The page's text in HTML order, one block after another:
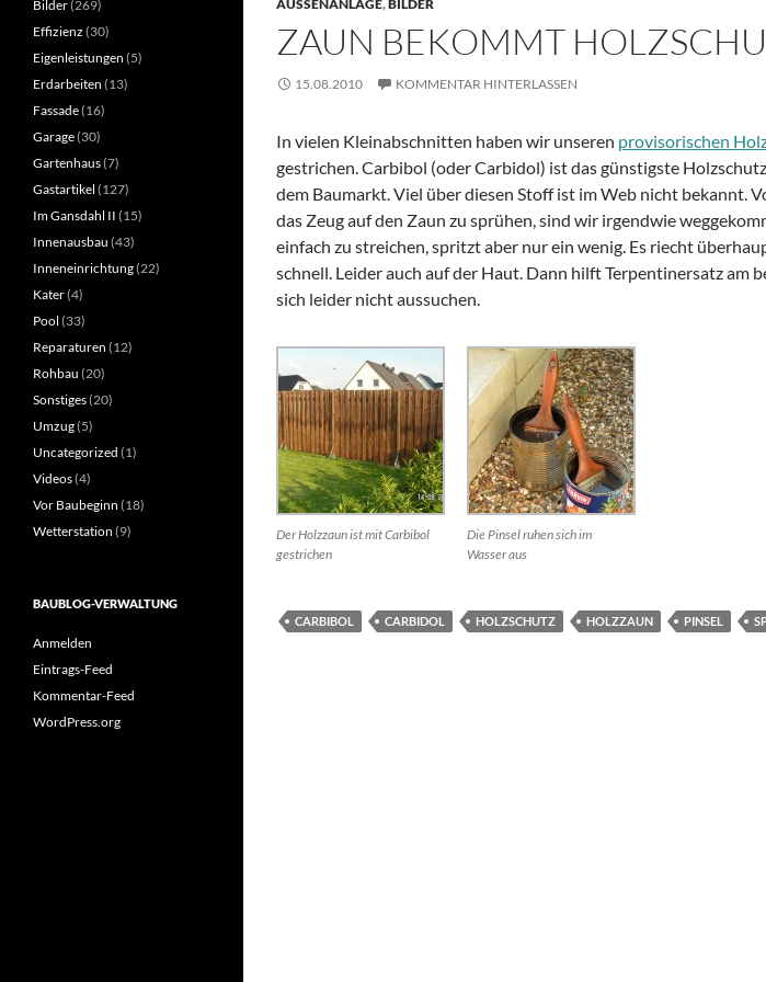
AUSSENANLAGE ,BILDER
ZAUN BEKOMMT
15.08.2010 KOMMENTAR HINTERLASSEN
In vielen Kleinabschnitten haben wir unseren provisorischen
gestrichen. Carbibol (oder Carbidol) ist das günstigste
dem Baumarkt. Viel über diesen Stoff ist im Web nicht bekannt.
das Zeug auf den Zaun zu sprühen, sind wir irgendwie
einfach zu streichen, spritzt aber nur ein wenig. Es riecht
schnell. Leider auch auf der Haut. Dann hilft Terpentinersatz am
sich leider nicht aussuchen.
Der Holzzaun ist mit Carbibol
gestrichen
Die Pinsel ruhen sich im
Wasser aus
CARBIBOL CARBIDOL HOLZSCHUTZ HOLZZAUN PINSEL
Bilder(269)
Effizienz (30)
Eigenleistungen (5)
Erdarbeiten (13)
Fassade(16)
Garage(30)
Gartenhaus(7)
Gastartikel (127)
Im Gansdahl II (15)
Innenausbau (43)
Inneneinrichtung(22)
Kater(4)
Pool (33)
Reparaturen (12)
Rohbau (20)
Sonstiges(20)
Umzug(5)
Uncategorized (1)
Videos(4)
Vor Baubeginn (18)
Wetterstation (9)
BAUBLOG-VERWALTUNG
Anmelden
Eintrags-Feed
Kommentar-Feed
WordPress.org